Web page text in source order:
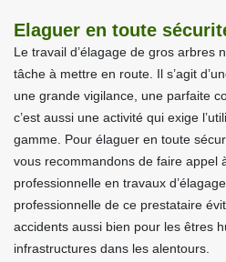
Elaguer en toute
Le travail d’élagage de gros arbres
tâche à mettre en route. Il s’agit
une grande vigilance, une parfaite
c’est aussi une activité qui exige
gamme. Pour élaguer en toute
vous recommandons de faire appel
professionnelle en travaux
professionnelle de ce prestataire
accidents aussi bien pour les êtres
infrastructures dans les alentours.